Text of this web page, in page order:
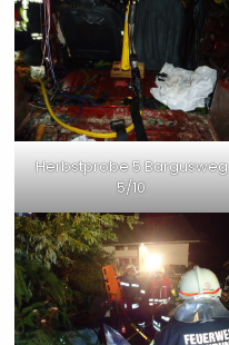
Herbstprobe 5 Bargusweg
5/10